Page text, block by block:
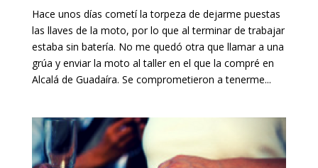
Hace unos días cometí la torpeza de dejarme puestas
las llaves de la moto, por lo que al terminar de trabajar
estaba sin batería. No me quedó otra que llamar a una
grúa y enviar la moto al taller en el que la compré en
Alcalá de Guadaíra. Se comprometieron a tenerme...